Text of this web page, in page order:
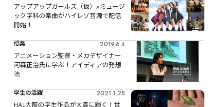
アップアップガールズ（仮）×ミュージ
ック学科の楽曲がハイレゾ音源で配信
開始！
授業
2019.6.4
アニメーション監督・メカデザイナー
河森正治氏に学ぶ！アイディアの発想
法
学生の活躍
2021.1.25
HAL大阪の学生作品が大賞に輝く！世